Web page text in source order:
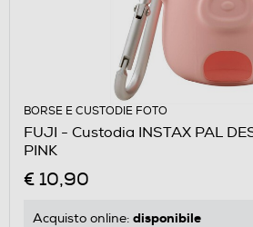
BORSE E CUSTODIE FOTO
FUJI - Custodia INSTAX PAL
PINK
€ 10,90
Acquisto online: disponibile